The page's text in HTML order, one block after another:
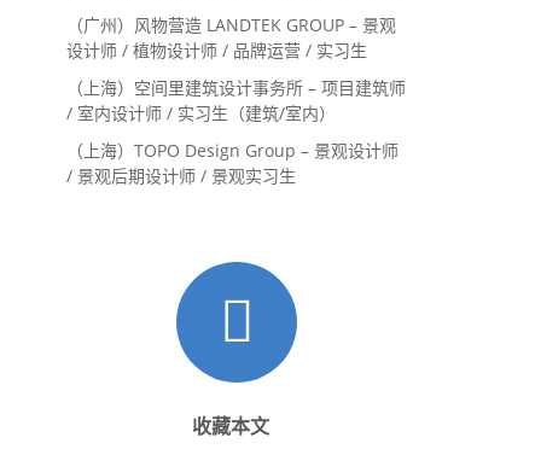
内设计师 / 设计实习生
（广州）风物营造 LANDTEK GROUP – 景观
设计师 / 植物设计师 / 品牌运营 / 实习生
（上海）空间里建筑设计事务所 – 项目建筑师
/ 室内设计师 / 实习生（建筑/室内）
（上海）TOPO Design Group – 景观设计师
/ 景观后期设计师 / 景观实习生
收藏本文